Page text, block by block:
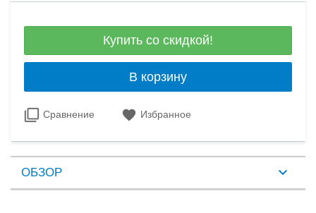
Купить со скидкой!
В корзину
Сравнение Избранное
ОБЗОР